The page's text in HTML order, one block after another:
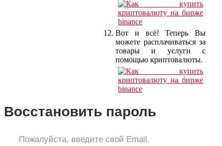
Вот и всё! Теперь Вы
можете расплачиваться за
товары и услуги с
помощью криптовалюты.
Восстановить пароль
Пожалуйста, введите свой Email.